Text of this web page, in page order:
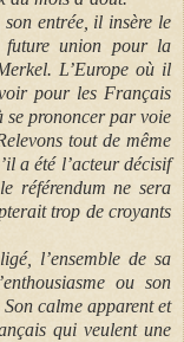
entrée, il insère le
union pour la
L’Europe où il
pour les Français
se prononcer par voie
tout de même
a été l’acteur décisif
référendum ne sera
trop de croyants
l’ensemble de sa
ou son
calme apparent et
qui veulent une